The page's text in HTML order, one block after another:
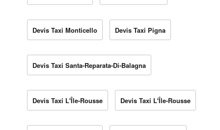
Devis Taxi Monticello Devis Taxi Pigna
Devis Taxi Santa-Reparata-Di-Balagna
Devis Taxi L'Île-Rousse Devis Taxi L'Île-Rousse